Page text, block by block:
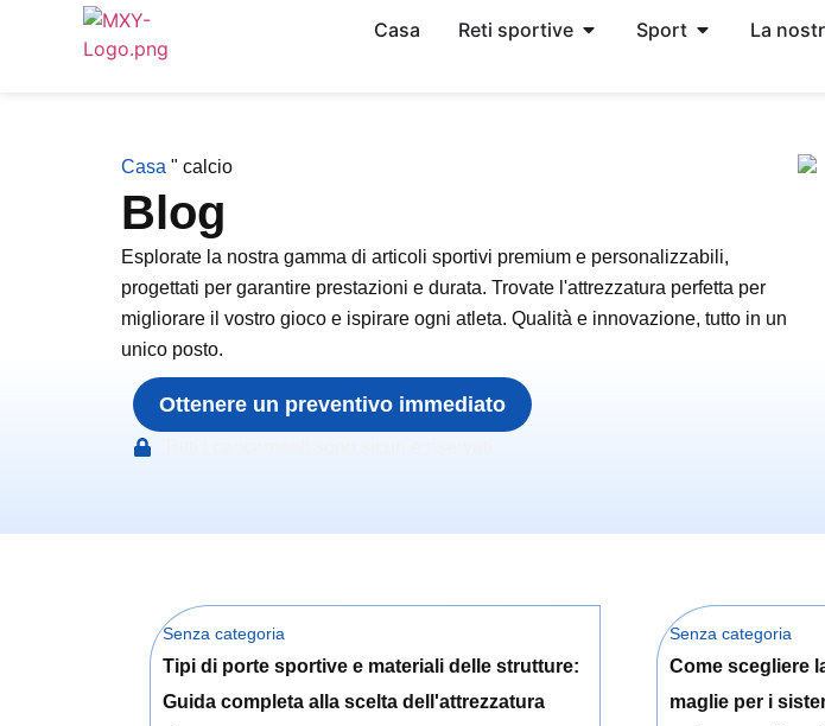
Casa Reti sportive Sport La
Casa " calcio
Blog
Esplorate la nostra gamma di articoli sportivi premium e personalizzabili,
progettati per garantire prestazioni e durata. Trovate l'attrezzatura perfetta per
migliorare il vostro gioco e ispirare ogni atleta. Qualità e innovazione, tutto in un
unico posto.
Ottenere un preventivo immediato
Senza categoria
Tipi di porte sportive e materiali delle strutture:
Guida completa alla scelta dell'attrezzatura
Senza categoria
Come scegliere
maglie per i